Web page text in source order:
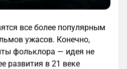
все более популярным
ужасов. Конечно,
фольклора — идея не
развития в 21 веке